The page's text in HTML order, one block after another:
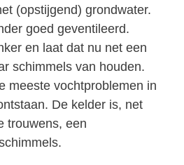
(opstijgend) grondwater.
goed geventileerd.
en laat dat nu net een
schimmels van houden.
meeste vochtproblemen in
De kelder is, net
trouwens, een